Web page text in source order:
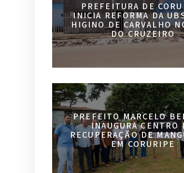
PREFEITURA DE
INICIA REFORMA DA
HIGINO DE CARVALHO
DO CRUZEIRO
PREFEITO MARCELO
INAUGURA CENTRO
RECUPERAÇÃO DE
EM CORURIPE